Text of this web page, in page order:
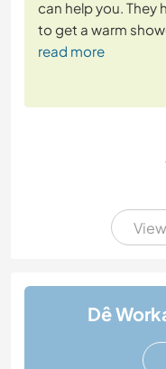
can help you. They
to get a warm
read more
Dê